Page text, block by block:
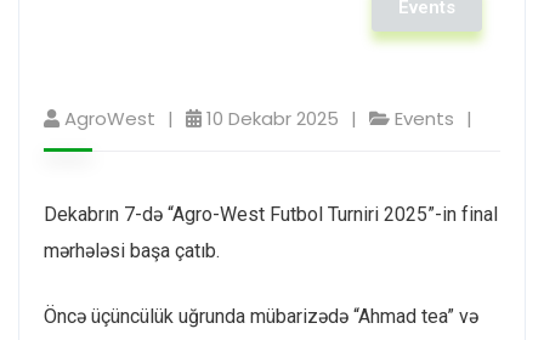
Events
AgroWest 10 Dekabr 2025 Events
Dekabrın 7-də “Agro-West Futbol Turniri 2025”-in final
mərhələsi başa çatıb.
Öncə üçüncülük uğrunda mübarizədə “Ahmad tea” və